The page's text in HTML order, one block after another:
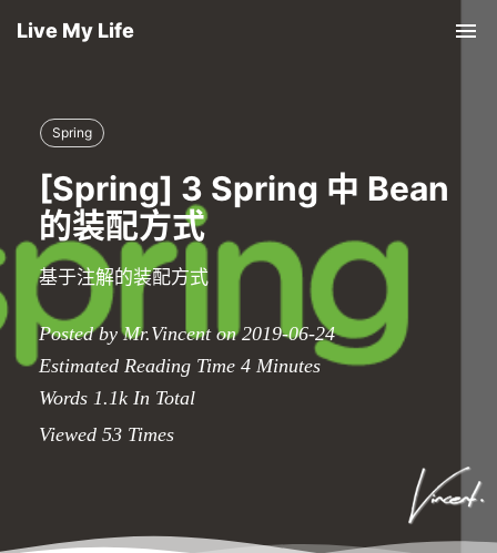
Live My Life
Spring
[Spring] 3 Spring 中 Bean
的装配方式
基于注解的装配方式
Posted by Mr.Vincent on 2019-06-24
Estimated Reading Time 4 Minutes
Words 1.1k In Total
Viewed 53 Times